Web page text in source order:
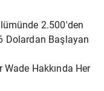
2.500'den
Dolardan Başlayan
Hakkında Her